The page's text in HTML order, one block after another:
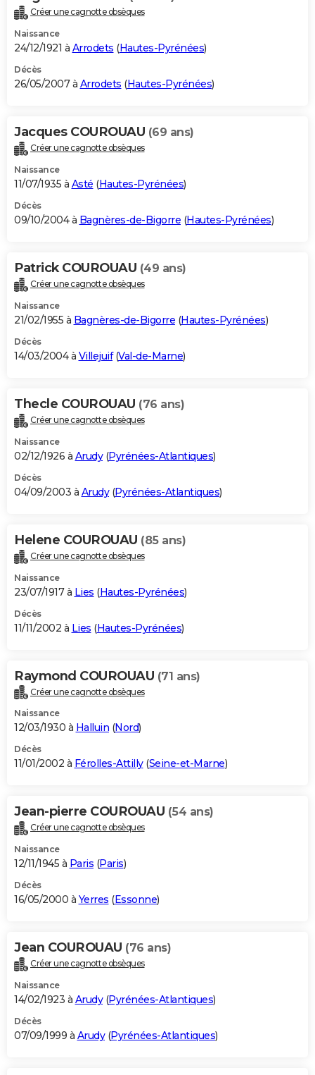
Créer une cagnotte obsèques
Naissance
24/12/1921 à Arrodets (Hautes-Pyrénées)
Décès
26/05/2007 à Arrodets (Hautes-Pyrénées)
Jacques COUROUAU (69 ans)
Créer une cagnotte obsèques
Naissance
11/07/1935 à Asté (Hautes-Pyrénées)
Décès
09/10/2004 à Bagnères-de-Bigorre (Hautes-Pyrénées)
Patrick COUROUAU (49 ans)
Créer une cagnotte obsèques
Naissance
21/02/1955 à Bagnères-de-Bigorre (Hautes-Pyrénées)
Décès
14/03/2004 à Villejuif(Val-de-Marne)
Thecle COUROUAU (76 ans)
Créer une cagnotte obsèques
Naissance
02/12/1926 à Arudy(Pyrénées-Atlantiques)
Décès
04/09/2003 à Arudy(Pyrénées-Atlantiques)
Helene COUROUAU (85 ans)
Créer une cagnotte obsèques
Naissance
23/07/1917 à Lies (Hautes-Pyrénées)
Décès
11/11/2002 à Lies (Hautes-Pyrénées)
Raymond COUROUAU (71 ans)
Créer une cagnotte obsèques
Naissance
12/03/1930 à Halluin (Nord)
Décès
11/01/2002 à Férolles-Attilly(Seine-et-Marne)
Jean-pierre COUROUAU (54 ans)
Créer une cagnotte obsèques
Naissance
12/11/1945 à Paris (Paris)
Décès
16/05/2000 à Yerres (Essonne)
Jean COUROUAU (76 ans)
Créer une cagnotte obsèques
Naissance
14/02/1923 à Arudy(Pyrénées-Atlantiques)
Décès
07/09/1999 à Arudy(Pyrénées-Atlantiques)